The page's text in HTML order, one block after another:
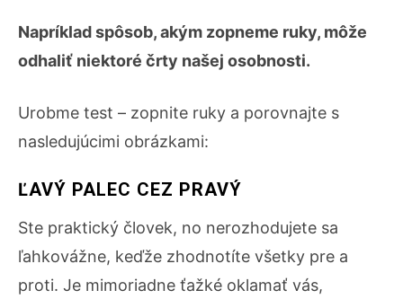
Napríklad spôsob, akým zopneme ruky, môže
odhaliť niektoré črty našej osobnosti.
Urobme test – zopnite ruky a porovnajte s
nasledujúcimi obrázkami:
ĽAVÝ PALEC CEZ PRAVÝ
Ste praktický človek, no nerozhodujete sa
ľahkovážne, keďže zhodnotíte všetky pre a
proti. Je mimoriadne ťažké oklamať vás,